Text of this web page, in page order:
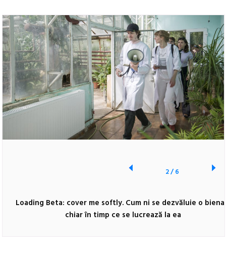
Loading Beta: cover me softly. Cum ni se dezvăluie o
chiar în timp ce se lucrează la ea
2/6